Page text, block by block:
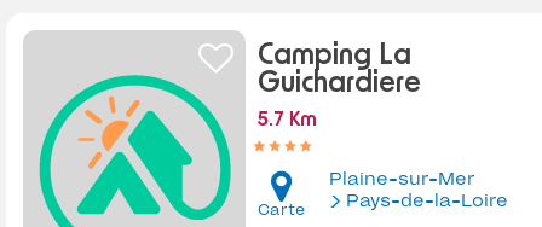
Camping La
Guichardiere
5.7 Km
Carte
Plaine-sur-Mer
Pays-de-la-Loire